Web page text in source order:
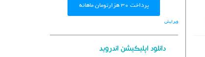
پرداخت ۳۰ هزارتومان ماهانه
ویرایش
دانلود اپلیکیشن اندروید